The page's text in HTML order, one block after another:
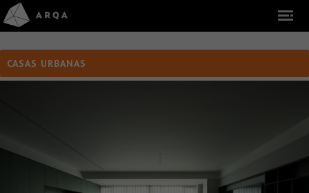
CASAS URBANAS